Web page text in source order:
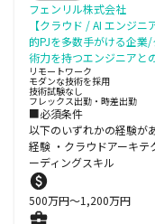
フェンリル株式会社
【クラウド / AI エンジ
的PJを多数手がける企業
術力を持つエンジニアと
リモートワーク
モダンな技術を採用
技術試験なし
フレックス出勤・時差出勤
■必須条件
以下のいずれかの経験が
経験 ・クラウドアーキ
ーディングスキル
500万円〜1,200万円